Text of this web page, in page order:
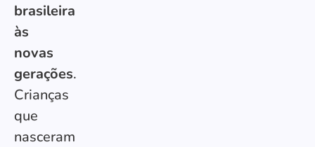
brasileira
às
novas
gerações.
Crianças
que
nasceram